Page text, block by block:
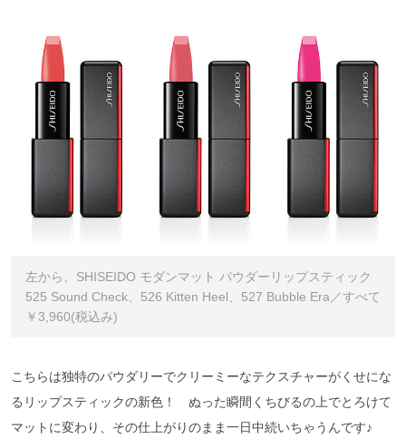
左から、SHISEIDO モダンマット パウダーリップスティック
525 Sound Check、526 Kitten Heel、527 Bubble Era／すべて
￥3,960(税込み)
こちらは独特のパウダリーでクリーミーなテクスチャーがくせにな
るリップスティックの新色！ ぬった瞬間くちびるの上でとろけて
マットに変わり、その仕上がりのまま一日中続いちゃうんです♪